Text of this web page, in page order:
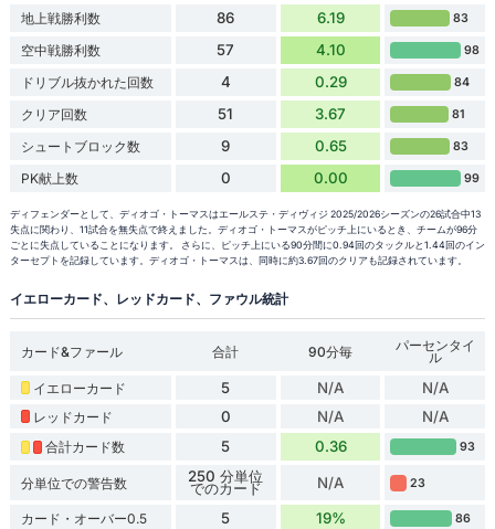
地上戦勝利数 86 6.19 83
空中戦勝利数 57 4.10 98
ドリブル抜かれた回数 4 0.29 84
クリア回数 51 3.67 81
シュートブロック数 9 0.65 83
PK献上数 0 0.00 99
ディフェンダーとして、ディオゴ・トーマスはエールステ・ディヴィジ 2025/2026シーズンの26試合中13
失点に関わり、11試合を無失点で終えました。ディオゴ・トーマスがピッチ上にいるとき、チームが96分
ごとに失点していることになります。 さらに、ピッチ上にいる90分間に0.94回のタックルと1.44回のイン
ターセプトを記録しています。ディオゴ・トーマスは、同時に約3.67回のクリアも記録されています。
イエローカード、レッドカード、ファウル統計
カード&ファール 合計 90分毎 パーセンタイ
ル
イエローカード
5 N/A N/A
レッドカード 0 N/A N/A
合計カード数 5 0.36 93
分単位での警告数 250 分単位
でのカード N/A 23
カード・オーバー0.5 5 19% 86